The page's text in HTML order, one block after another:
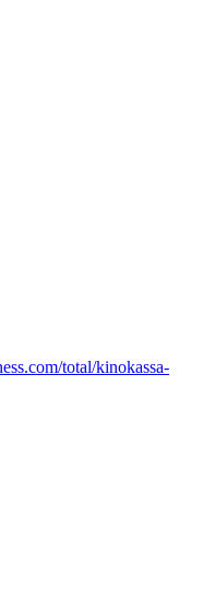
total/kinokassa-